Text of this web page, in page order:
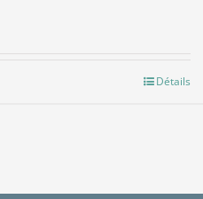
Détails